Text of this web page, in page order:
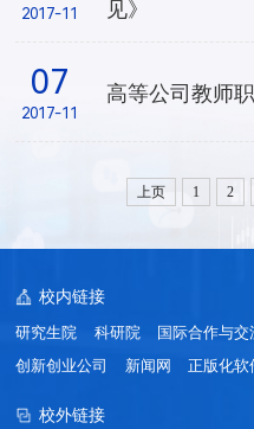
2017-11
见》
07
2017-11
高等公司教师
上页 1 2
校内链接
研究生院 科研院 国际合作与交
创新创业公司
新闻网 正版化软
校外链接